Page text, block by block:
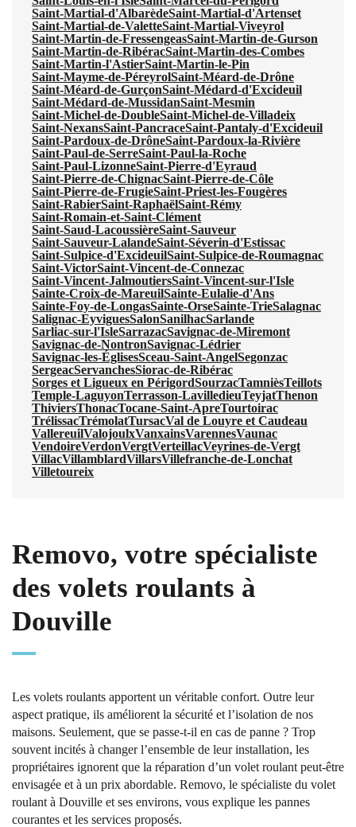
Saint-Martial-d'AlbarèdeSaint-Martial-d'Artenset
Saint-Martial-de-ValetteSaint-Martial-Viveyrol
Saint-Martin-de-FressengeasSaint-Martin-de-Gurson
Saint-Martin-de-RibéracSaint-Martin-des-Combes
Saint-Martin-l'AstierSaint-Martin-le-Pin
Saint-Mayme-de-PéreyrolSaint-Méard-de-Drône
Saint-Méard-de-GurçonSaint-Médard-d'Excideuil
Saint-Médard-de-MussidanSaint-Mesmin
Saint-Michel-de-DoubleSaint-Michel-de-Villadeix
Saint-NexansSaint-PancraceSaint-Pantaly-d'Excideuil
Saint-Pardoux-de-DrôneSaint-Pardoux-la-Rivière
Saint-Paul-de-SerreSaint-Paul-la-Roche
Saint-Paul-LizonneSaint-Pierre-d'Eyraud
Saint-Pierre-de-ChignacSaint-Pierre-de-Côle
Saint-Pierre-de-FrugieSaint-Priest-les-Fougères
Saint-RabierSaint-RaphaëlSaint-Rémy
Saint-Romain-et-Saint-Clément
Saint-Saud-LacoussièreSaint-Sauveur
Saint-Sauveur-LalandeSaint-Séverin-d'Estissac
Saint-Sulpice-d'ExcideuilSaint-Sulpice-de-Roumagnac
Saint-VictorSaint-Vincent-de-Connezac
Saint-Vincent-JalmoutiersSaint-Vincent-sur-l'Isle
Sainte-Croix-de-MareuilSainte-Eulalie-d'Ans
Sainte-Foy-de-LongasSainte-OrseSainte-TrieSalagnac
Salignac-EyviguesSalonSanilhacSarlande
Sarliac-sur-l'IsleSarrazacSavignac-de-Miremont
Savignac-de-NontronSavignac-Lédrier
Savignac-les-ÉglisesSceau-Saint-AngelSegonzac
SergeacServanchesSiorac-de-Ribérac
Sorges et Ligueux en PérigordSourzacTamnièsTeillots
Temple-LaguyonTerrasson-LavilledieuTeyjatThenon
ThiviersThonacTocane-Saint-ApreTourtoirac
TrélissacTrémolatTursacVal de Louyre et Caudeau
VallereuilValojoulxVanxainsVarennesVaunac
VendoireVerdonVergtVerteillacVeyrines-de-Vergt
VillacVillamblardVillarsVillefranche-de-Lonchat
Villetoureix
Removo, votre spécialiste
des volets roulants à
Douville
Les volets roulants apportent un véritable confort. Outre leur
aspect pratique, ils améliorent la sécurité et l’isolation de nos
maisons. Seulement, que se passe-t-il en cas de panne ? Trop
souvent incités à changer l’ensemble de leur installation, les
propriétaires ignorent que la réparation d’un volet roulant peut-être
envisagée et à un prix abordable. Removo, le spécialiste du volet
roulant à Douville et ses environs, vous explique les pannes
courantes et les services proposés.